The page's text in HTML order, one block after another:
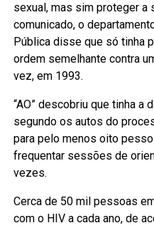
sexual, mas sim proteger a
comunicado, o
Pública disse que só tinha
ordem semelhante contra
vez, em 1993.
“AO” descobriu que tinha a
segundo os autos do
para pelo menos oito
frequentar sessões de
vezes.
Cerca de 50 mil pessoas
com o HIV a cada ano, de